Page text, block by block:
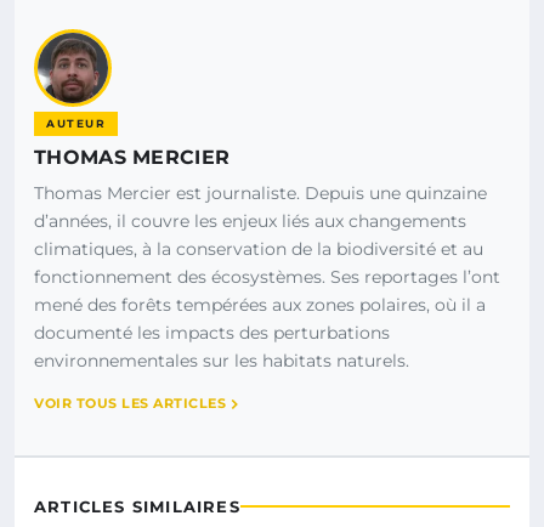
AUTEUR
THOMAS MERCIER
Thomas Mercier est journaliste. Depuis une quinzaine
d’années, il couvre les enjeux liés aux changements
climatiques, à la conservation de la biodiversité et au
fonctionnement des écosystèmes. Ses reportages l’ont
mené des forêts tempérées aux zones polaires, où il a
documenté les impacts des perturbations
environnementales sur les habitats naturels.
VOIR TOUS LES ARTICLES
ARTICLES SIMILAIRES